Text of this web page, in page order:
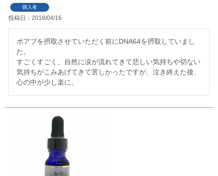
購入者
投稿日 2018/04/16
ボアブを摂取させていただく前にDNA64を摂取していまし
た。
すごくすごく、自然に涙が流れてきて悲しい気持ちや切ない
気持ちがこみあげてきて苦しかったですが、泣き終えた後、
心の中が少し楽に。